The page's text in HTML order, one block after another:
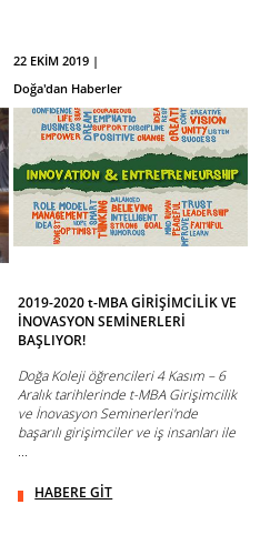
22 EKİM 2019 |
Doğa'dan Haberler
2019-2020 t-MBA GİRİŞİMCİLİK VE
İNOVASYON SEMİNERLERİ
BAŞLIYOR!
Doğa Koleji öğrencileri 4 Kasım – 6
Aralık tarihlerinde t-MBA Girişimcilik
ve İnovasyon Seminerleri'nde
başarılı girişimciler ve iş insanları ile
...
HABERE GİT